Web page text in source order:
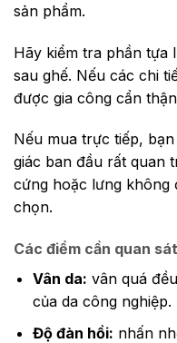
sản phẩm.
Hãy kiểm tra phần tựa
sau ghế. Nếu các chi
được gia công cẩn
Nếu mua trực tiếp,
giác ban đầu rất quan
cứng hoặc lưng
chọn.
Các điểm cần quan
Vân da: vân quá
của da công nghiệp.
Độ đàn hồi: nhấn